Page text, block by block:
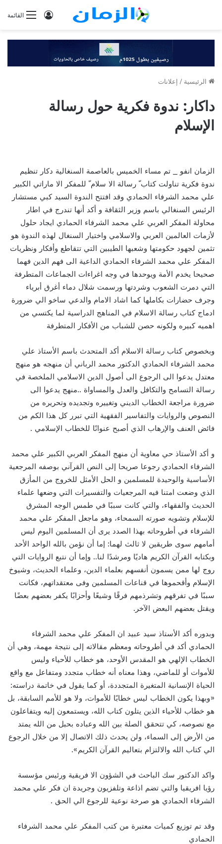
القائمةتسجيل
الرئيسية / إعلانات
داكار: ندوة فكرية حول رسالة
الإسلام
الزمان انفو _ تم مساء الخميس بالعاصمة السنغالية دكار تنظيم
ندوة فكرية تناولت كتاب ّ رسالة الا سلام ّ للمفكر الا ماراتي الكبير
علي محمد الشرفاء الحمادي وقد افتتح الندوة السيد كبي مستشار
الرئيس السنغالي باسم وزير الثقافة و أكد أنها تندرج في اطار
محاولة المفكر العربي علي محمد الشرفاء الحمادي ايجاد حلول
لأزمات العالمين العربي والاسلامي واختيار السنغال لهذه الندوة هو
تثمين لجهود حكومتها وشعبها الطيبين التي تتقاطع وأفكار ونظريات
المفكر علي محمد الشرفاء الحمادي الداعية الى فهم الدين فهما
صحيحا يخدم الأمة ويوحدها في وجه اغراءات الجماعات المتطرفة
التي دمرت الشعوب وشردتها ورسمت شلال دماء أغرق أبرياء
وجرف حضارات بكاملها كما اشاد الامام والدعي ساخو الي ضرورة
ادماج كتاب رسالة الاسلام في المناهج الدراسية لما يكتسي من
اهميه كبيره ولكونه حصن للشباب من الأفكار المتطرفة
وبخصوص كتاب رسالة الاسلام أكد المتحدث باسم الأستاذ علي
محمد الشرفاء الحمادي الدكتور محمد الرباني أن منهجه هو منهج
معتدل يدعوا الى الرجوع الى أصول الدين الاسلامي الملخصة في
رسالة التسامح والتكافل والعدل والمساواة ..منهج يدعوا الى
ضرورة مراجعة الخطاب الديني وتغييره وتجديده وتحريره من
النصوص والروايات والتفاسير الفقهية التي تبرر كل هذا الكم من
فائض العنف والإرهاب الذي أصبح عنوانًا للخطاب الإسلامي .
و أكد الأستاذ حي معاوية أن منهج المفكر العربي الكبير علي محمد
الشرفاء الحمادي رجوعا صريحا إلى النص القرآني بوصفه المرجعية
الأساسية والوحيدة للمسلمين و الحل الأمثل للخروج من المأزق
الذي وضعت امتنا فيه المرجعيات والتفسيرات التي وضعها علماء
الحديث والفقهاء، والتي كانت سببًا في طمس الوجه المشرق
للإسلام وتشويه صورته السمحاء، وهو ماجعل المفكر علي محمد
الشرفاء في أطروحاته بهذا الصدد يرى أن المسلمين اليوم ليس
أمامهم سوى طريقين لا ثالث لهما: إما أن نؤمن بالله الواحد الأحد
وبكتابه القرآن الكريم هاديًا ومرشدًا لنا.. وإما أن نتبع الروايات التي
روج لها ممن يسمون أنفسهم بعلماء الدين، وعلماء الحديث، وشيوخ
الإسلام وأقحموها في قناعات المسلمين وفى معتقداتهم، فكانت
سببًا في تفرقهم وتشرذمهم فرقًا وشيعًا وأحزابًا يكفر بعضهم بعضًا
ويقتل بعضهم البعض الآخر.
وبدوره أكد الأستاذ سيد عبيد ان المفكر علي محمد الشرفاء
الحمادي أكد في أطروحاته ومعظم مقالاته إلى نتيجة مهمة، وهي أن
الخطاب الإلهي هو المقدس الأوحد، هو خطاب للأحياء وليس
للأموات أو للماضي، وهذا معناه أنه خطاب متجدد ومتفاعل مع واقع
الحياة الإنسانية المتغيرة المتجددة، أو كما يقول في خاتمة دراسته:
«وبهذا يكون الخطاب ليس خطابًا للأموات، ولا هو للأمم السابقة، بل
هو خطاب للأحياء الذين يتلون كتاب الله، ويستمعون إليه ويتفاعلون
مع نصوصه، كي تتحقق الصلة بين الله وعباده بحبل من الله يمتد
من الأرض إلى السماء، ولن يحدث ذلك الاتصال إلا من خلال الرجوع
الي كتاب الله والالتزام بتعاليم القرآن الكريم».
واكد الدكتور سك الباحث في الشؤون الا فريقية ورئيس مؤسسة
رؤيا افريقيا والتي تضم اذاعة وتلفزيون وجريدة ان فكر علي محمد
الشرفاء الحمادي هو صرخة نوعية للرجوع الي الحق .
وقد تم توزيع كميات معتبرة من كتب المفكر علي محمد الشرفاء
الحمادي